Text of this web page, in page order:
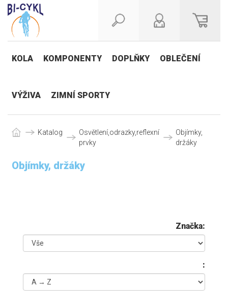
KOLA KOMPONENTY DOPLŇKY OBLEČENÍ
VÝŽIVA ZIMNÍ SPORTY
Katalog
Osvětlení,odrazky,reflexní
prvky
Objímky,
držáky
Objímky, držáky
Značka:
: